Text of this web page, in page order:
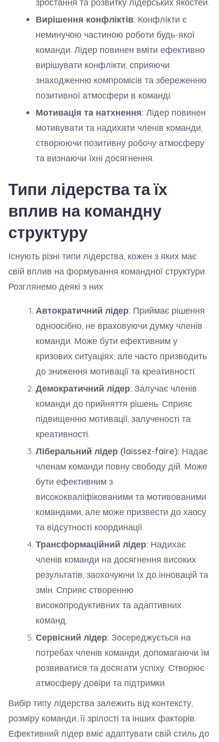
Вирішення конфліктів: Конфлікти є
неминучою частиною роботи будь-якої
команди. Лідер повинен вміти ефективно
вирішувати конфлікти, сприяючи
знаходженню компромісів та збереженню
позитивної атмосфери в команді.
Мотивація та натхнення: Лідер повинен
мотивувати та надихати членів команди,
створюючи позитивну робочу атмосферу
та визнаючи їхні досягнення.
Типи лідерства та їх
вплив на командну
структуру
Існують різні типи лідерства, кожен з яких має
свій вплив на формування командної структури.
Розглянемо деякі з них:
Автократичний лідер: Приймає рішення
одноосібно, не враховуючи думку членів
команди. Може бути ефективним у
кризових ситуаціях, але часто призводить
до зниження мотивації та креативності.
Демократичний лідер: Залучає членів
команди до прийняття рішень. Сприяє
підвищенню мотивації, залученості та
креативності.
Ліберальний лідер (laissez-faire): Надає
членам команди повну свободу дій. Може
бути ефективним з
висококваліфікованими та мотивованими
командами, але може призвести до хаосу
та відсутності координації.
Трансформаційний лідер: Надихає
членів команди на досягнення високих
результатів, заохочуючи їх до інновацій та
змін. Сприяє створенню
високопродуктивних та адаптивних
команд.
Сервісний лідер: Зосереджується на
потребах членів команди, допомагаючи їм
розвиватися та досягати успіху. Створює
атмосферу довіри та підтримки.
Вибір типу лідерства залежить від контексту,
розміру команди, її зрілості та інших факторів.
Ефективний лідер вміє адаптувати свій стиль до